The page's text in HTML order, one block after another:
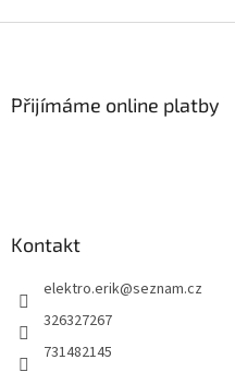
Přijímáme online platby
Kontakt
elektro.erik@seznam.cz
326327267
731482145